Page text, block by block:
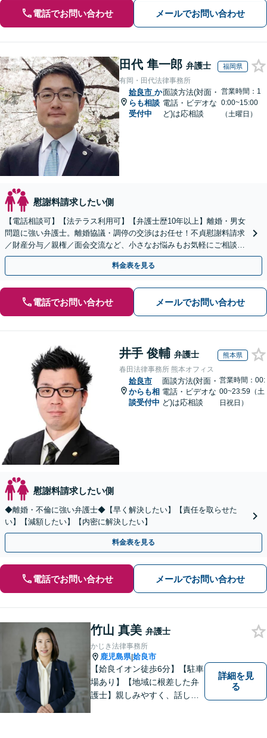
電話でお問い合わせ メールでお問い合わせ
田代 隼一郎 弁護士 福岡県
有岡・田代法律事務所
姶良市 か
らも相談
受付中
面談方法(対面・
電話・ビデオな
ど)は応相談
営業時間：1
0:00~15:00
（土曜日）
慰謝料請求したい側
【電話相談可】【法テラス利用可】【弁護士歴10年以上】離婚・男女
問題に強い弁護士。離婚協議・調停の交渉はお任せ！不貞慰謝料請求
／財産分与／親権／面会交流など、小さなお悩みもお気軽にご相談く
ださい【夜間・休日面談可】【完全個室】【赤坂駅1分】
料金表を見る
電話でお問い合わせ メールでお問い合わせ
井手 俊輔 弁護士 熊本県
春田法律事務所 熊本オフィス
姶良市
からも相
談受付中
面談方法(対面・
電話・ビデオな
ど)は応相談
営業時間：00:
00~23:59（土
日祝日）
慰謝料請求したい側
◆離婚・不倫に強い弁護士◆【早く解決したい】【責任を取らせた
い】【減額したい】【内密に解決したい】
料金表を見る
電話でお問い合わせ メールでお問い合わせ
竹山 真美 弁護士
かじき法律事務所
鹿児島県|姶良市
【姶良イオン徒歩6分】【駐車
場あり】【地域に根差した弁
護士】親しみやすく、話しや
詳細を見
る